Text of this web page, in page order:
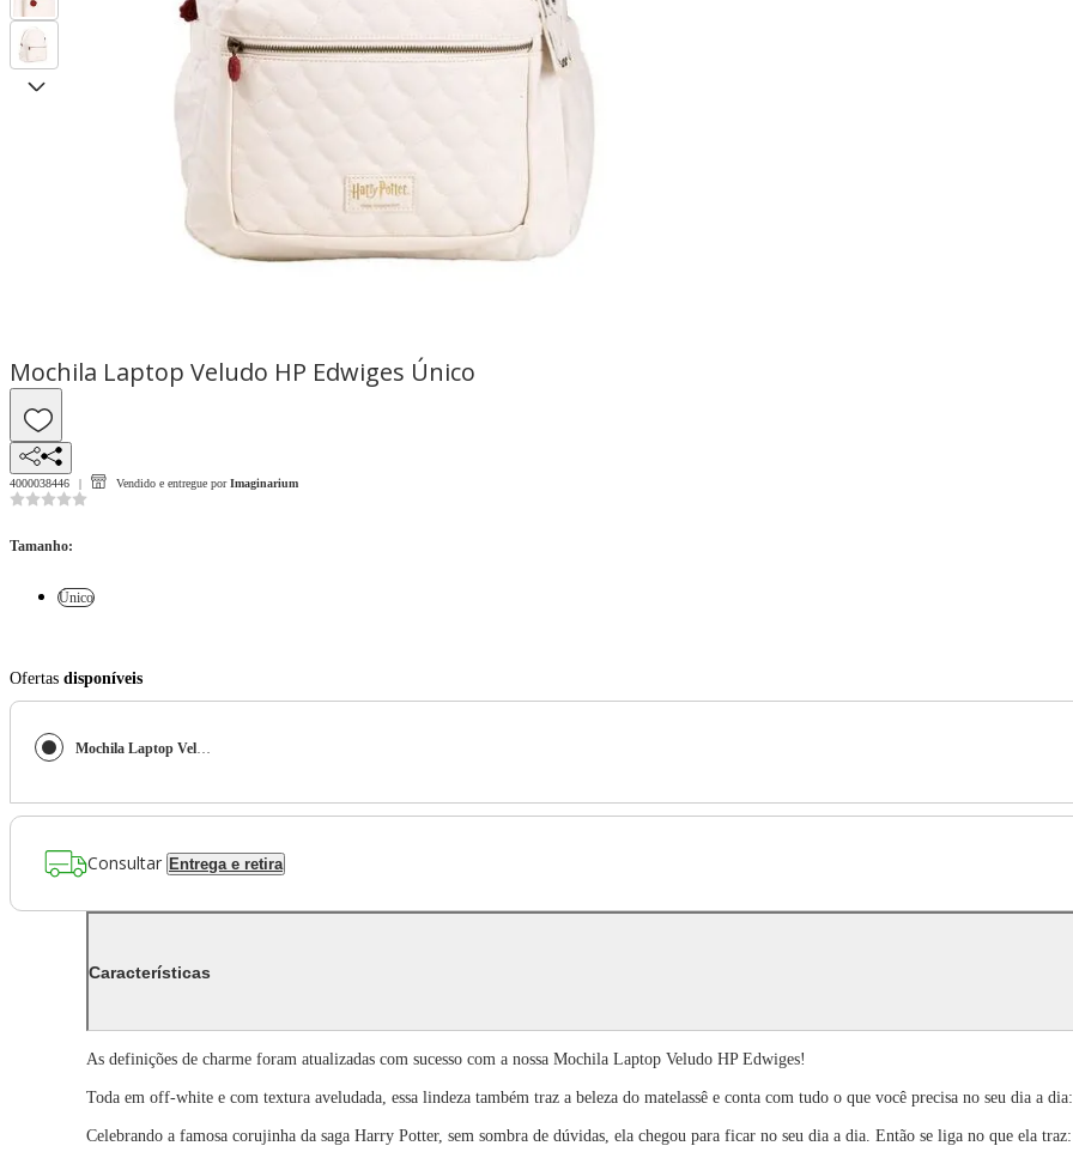
Mochila Laptop Veludo HP Edwiges Único
4000038446 Vendido e entregue por Imaginarium
Tamanho:
Único
Ofertas disponíveis
Mochila Laptop Veludo HP Edwiges
Consultar Entrega e retira
Características
As definições de charme foram atualizadas com sucesso com a nossa Mochila Laptop Veludo HP Edwiges!
Toda em off-white e com textura aveludada, essa lindeza também traz a beleza do matelassê e conta com tudo o que você precisa no seu dia a
Celebrando a famosa corujinha da saga Harry Potter, sem sombra de dúvidas, ela chegou para ficar no seu dia a dia. Então se liga no que ela